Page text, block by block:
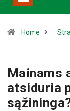
Home
Mainams
atsiduria